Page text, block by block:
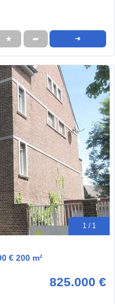
★ ➦ ➜
1 / 1
€ 200 m²
825.000 €